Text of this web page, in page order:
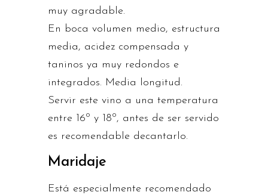
muy agradable.
En boca volumen medio, estructura
media, acidez compensada y
taninos ya muy redondos e
integrados. Media longitud.
Servir este vino a una temperatura
entre 16º y 18º, antes de ser servido
es recomendable decantarlo.
Maridaje
Está especialmente recomendado